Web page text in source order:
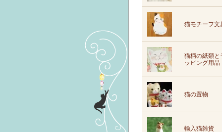
猫モチーフ文
猫柄の紙類と
ッピング用品
猫の置物
輸入猫雑貨